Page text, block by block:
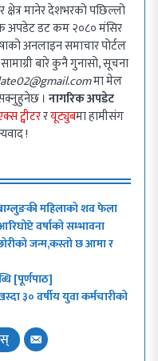
मानेर देशभरको पछिल्लो
अपडेट डट कम २०८० मंसिर
अनलाइन समाचार पोर्टल
बारे कुनै गुनासो, सूचना
मा मेल
।नागरिक अपडेट
ट्वीटररयूट्युबमा हामीसंग
!
महिलाको शव फेला
वर्षाको सम्भावना
जन्म,कस्तो छ आमा र
[पूर्णपाठ]
३० वर्षीय युवा कर्मचारीको